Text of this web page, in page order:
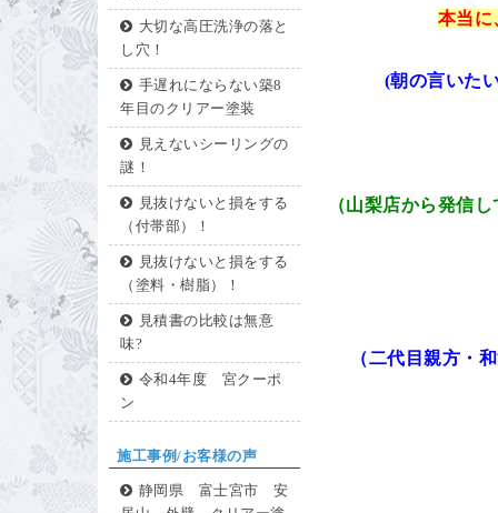
大切な高圧洗浄の落と
し穴！
手遅れにならない築8
年目のクリアー塗装
見えないシーリングの
謎！
見抜けないと損をする
（付帯部）！
見抜けないと損をする
（塗料・樹脂）！
見積書の比較は無意
味?
令和4年度 宮クーポ
ン
施工事例/お客様の声
静岡県 富士宮市 安
本当に
(朝の言いた
（山梨店から発信
（二代目親方・